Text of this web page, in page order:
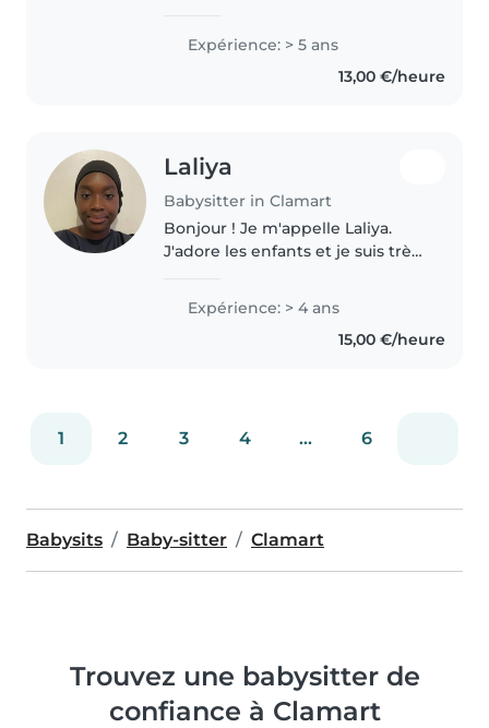
de 4 à 6 ans. J'ai eu l'occasion de
m'occuper d'eux, de jouer avec
eux, de les accompagner..
Expérience: > 5 ans
13,00 €/heure
Laliya
Babysitter in Clamart
Bonjour ! Je m'appelle Laliya.
J'adore les enfants et je suis très
baby-sitting et j'ai obtenu un Bac
Pro ASSP, avec 3 ans de
Expérience: > 4 ans
15,00 €/heure
1 2 3 4 ... 6
Babysits Baby-sitter Clamart
Trouvez une babysitter de
confiance à Clamart